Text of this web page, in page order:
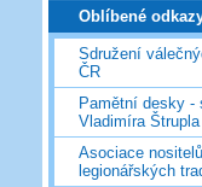
Oblíbené
Sdružení
ČR
Pamětní desky -
Vladimíra Štrupla
Asociace nositelů
legionářských